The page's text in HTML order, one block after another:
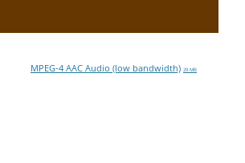
MPEG-4 AAC Audio (low bandwidth) 29 MB